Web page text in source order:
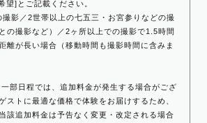
望]とご記載ください。
影／2世帯以上の七五三・お宮参りなどの撮
の撮影など）／2ヶ所以上での撮影で1.5時間
離が長い場合（移動時間も撮影時間に含みま
部日程では、追加料金が発生する場合がござ
ストに最適な価格で体験をお届けするため、
該追加料金は予告なく変更・改定される場合